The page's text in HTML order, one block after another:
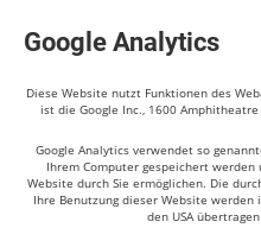
Google Analytics
Diese Website nutzt Funktionen des
ist die Google Inc., 1600 Amphitheatre
Google Analytics verwendet so
Ihrem Computer gespeichert
Website durch Sie ermöglichen. Die
Ihre Benutzung dieser Website werden
den USA